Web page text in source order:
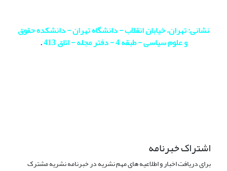
نشانی: تهران، خیابان انقلاب - دانشگاه تهران - دانشکده حقوق
و علوم سیاسی - طبقه 4 - دفتر مجله - اتاق 413
.
اشتراک خبرنامه
برای دریافت اخبار و اطلاعیه های مهم نشریه در خبرنامه نشریه مشترک